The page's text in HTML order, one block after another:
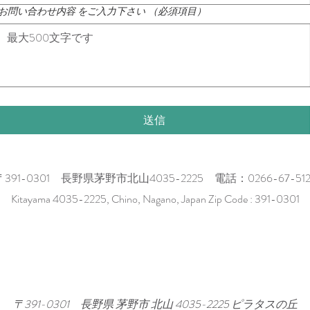
問い合わせ内容 をご入力下さい （必須項目）
送信
391-0301 長野県茅野市北山4035-2225 電話：0266-67-
Kitayama 4035-2225, Chino, Nagano, Japan Zip Code : 391-0301
〒391-0301 長野県 茅野市 北山 4035-2225 ピラタスの丘